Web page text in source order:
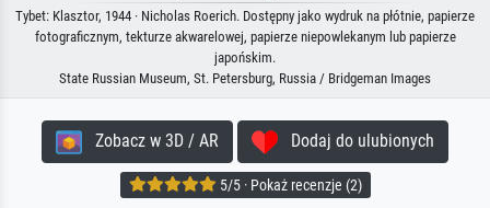
Tybet: Klasztor, 1944 · Nicholas Roerich. Dostępny jako wydruk na płótnie, papierze
fotograficznym, tekturze akwarelowej, papierze niepowlekanym lub papierze
japońskim.
State Russian Museum, St. Petersburg, Russia / Bridgeman Images
Zobacz w 3D / AR Dodaj do ulubionych
5/5 · Pokaż recenzje (2)